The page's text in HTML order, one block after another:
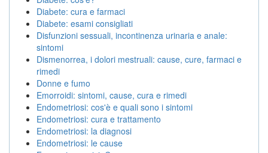
Diabete: cura e farmaci
Diabete: esami consigliati
Disfunzioni sessuali, incontinenza urinaria e anale:
sintomi
Dismenorrea, i dolori mestruali: cause, cure, farmaci e
rimedi
Donne e fumo
Emorroidi: sintomi, cause, cura e rimedi
Endometriosi: cos'è e quali sono i sintomi
Endometriosi: cura e trattamento
Endometriosi: la diagnosi
Endometriosi: le cause